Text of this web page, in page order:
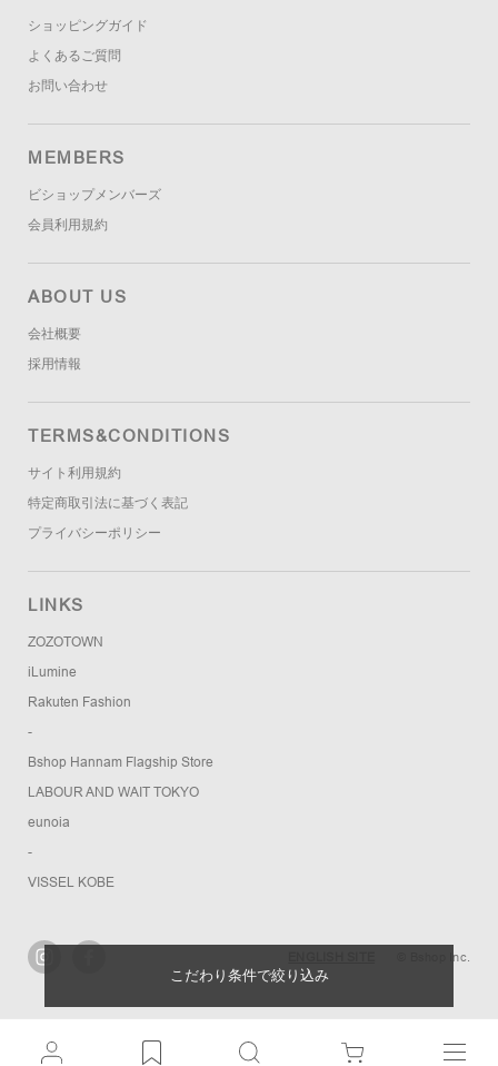
こだわり条件で絞り込み
ショッピングガイド
よくあるご質問
お問い合わせ
MEMBERS
ビショップメンバーズ
会員利用規約
ABOUT US
会社概要
採用情報
TERMS&CONDITIONS
サイト利用規約
特定商取引法に基づく表記
プライバシーポリシー
LINKS
ZOZOTOWN
iLumine
Rakuten Fashion
-
Bshop Hannam Flagship Store
LABOUR AND WAIT TOKYO
eunoia
-
VISSEL KOBE
© Bshop Inc.